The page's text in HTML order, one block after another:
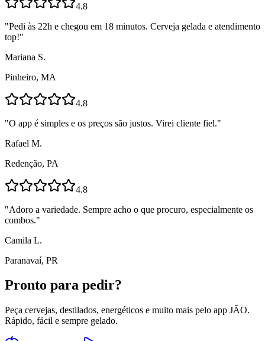
4.8
"Pedi às 22h e chegou em 18 minutos. Cerveja gelada e atendimento
top!"
Mariana S.
Pinheiro, MA
4.8
"O app é simples e os preços são justos. Virei cliente fiel."
Rafael M.
Redenção, PA
4.8
"Adoro a variedade. Sempre acho o que procuro, especialmente os
combos."
Camila L.
Paranavaí, PR
Pronto para pedir?
Peça cervejas, destilados, energéticos e muito mais pelo app JÃO.
Rápido, fácil e sempre gelado.